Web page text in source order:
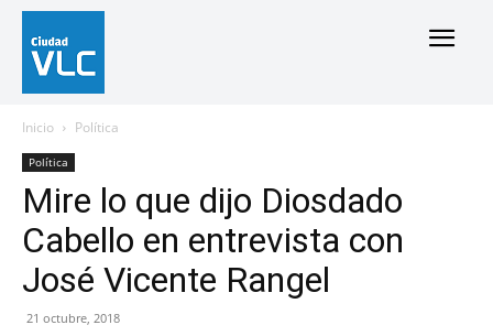
Inicio Política
Política
Mire lo que dijo Diosdado
Cabello en entrevista con
José Vicente Rangel
21 octubre, 2018